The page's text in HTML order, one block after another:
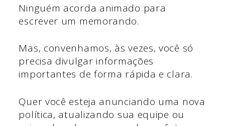
Ninguém acorda animado para
escrever um memorando.
Mas, convenhamos, às vezes, você só
precisa divulgar informações
importantes de forma rápida e clara.
Quer você esteja anunciando uma nova
política, atualizando sua equipe ou